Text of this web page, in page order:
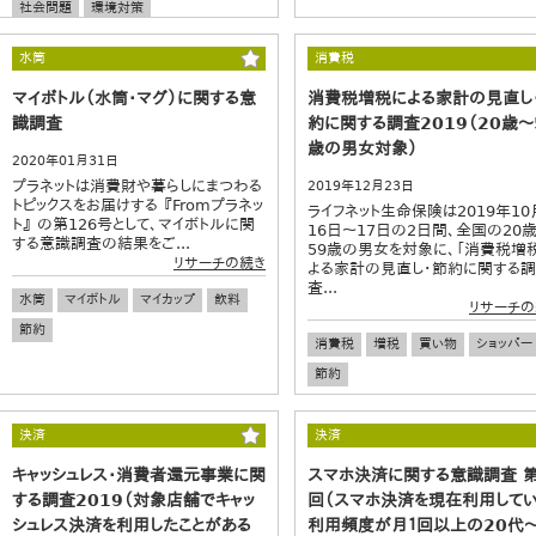
社会問題 環境対策
水筒
マイボトル（水筒・マグ）に関する意
識調査
2020年01月31日
プラネットは消費財や暮らしにまつわる
トピックスをお届けする 『Fromプラネッ
ト』 の第126号として、マイボトルに関
する意識調査の結果をご...
リサーチの続き
水筒 マイボトル マイカップ
飲料
節約
消費税
消費税増税による家計の見直し
約に関する調査2019（20歳
歳の男女対象）
2019年12月23日
ライフネット生命保険は2019年10
16日～17日の2日間、全国の20
59歳の男女を対象に、「消費税増
よる家計の見直し・節約に関する調
査...
リサーチ
消費税 増税 買い物
ショッパー
節約
決済
キャッシュレス・消費者還元事業に関
する調査2019（対象店舗でキャッ
シュレス決済を利用したことがある
決済
スマホ決済に関する意識調査
回（スマホ決済を現在利用してい
利用頻度が月１回以上の20代